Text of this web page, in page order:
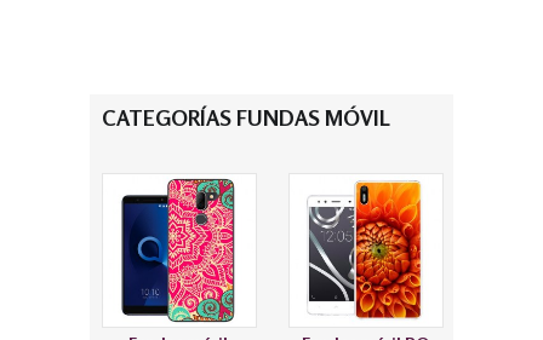
CATEGORÍAS FUNDAS MÓVIL